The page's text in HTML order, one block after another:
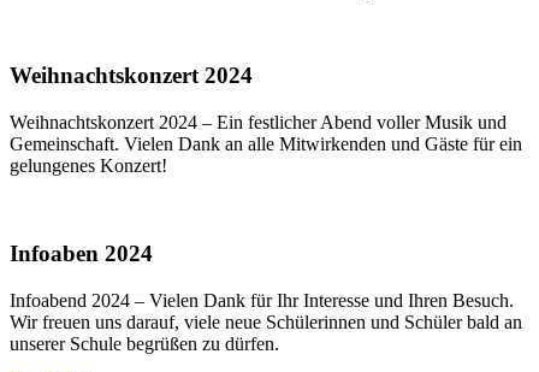
Weihnachtskonzert 2024
Weihnachtskonzert 2024 – Ein festlicher Abend voller Musik und
Gemeinschaft. Vielen Dank an alle Mitwirkenden und Gäste für ein
gelungenes Konzert!
Infoaben 2024
Infoabend 2024 – Vielen Dank für Ihr Interesse und Ihren Besuch.
Wir freuen uns darauf, viele neue Schülerinnen und Schüler bald an
unserer Schule begrüßen zu dürfen.